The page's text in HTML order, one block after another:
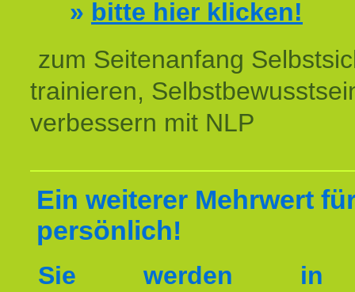
» bitte hier klicken!
zum Seitenanfang
trainieren,
verbessern mit NLP
Ein weiterer Mehrwert
persönlich!
Sie werden in